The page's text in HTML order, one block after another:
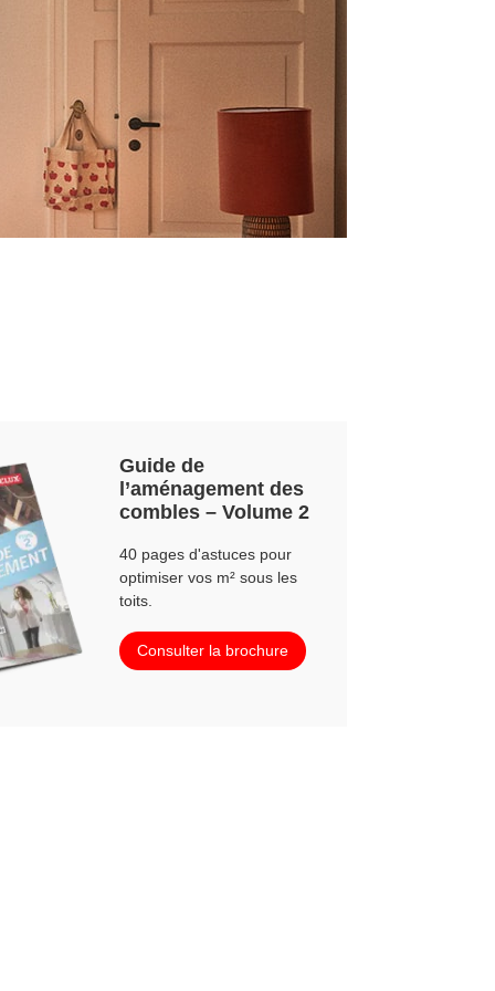
Guide de
l’aménagement des
combles – Volume 2
40 pages d'astuces pour
optimiser vos m² sous les
toits.
Consulter la brochure